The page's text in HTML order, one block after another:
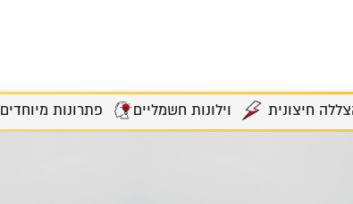
חיצונית וילונות חשמליים פתרונות מיוחדים